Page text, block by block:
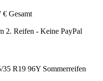
€ Gesamt
2. Reifen - Keine PayPal
R19 96Y Sommerreifen